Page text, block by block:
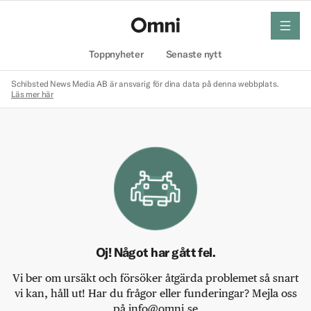
Toppnyheter Senaste nytt
meny
Schibsted News Media AB är ansvarig för dina data på denna webbplats.
Läs mer här
Oj! Något har gått fel.
Vi ber om ursäkt och försöker åtgärda problemet så snart
vi kan, håll ut! Har du frågor eller funderingar? Mejla oss